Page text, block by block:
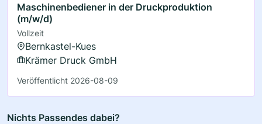
Maschinenbediener in der Druckproduktion
(m/w/d)
Vollzeit
Bernkastel-Kues
Krämer Druck GmbH
Veröffentlicht 2026-08-09
Nichts Passendes dabei?